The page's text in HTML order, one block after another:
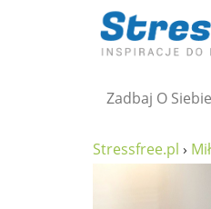
zadbaj o siebie
Zadbaj O Siebie
Stressfree.pl ›